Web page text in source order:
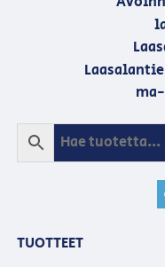
Laasalantie
TUOTTEET